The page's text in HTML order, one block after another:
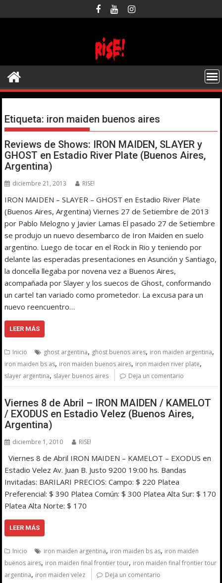
al
Etiqueta: iron maiden buenos aires
Reviews de Shows: IRON MAIDEN, SLAYER y
GHOST en Estadio River Plate (Buenos Aires,
Argentina)
diciembre 21, 2013 RISE!
IRON MAIDEN – SLAYER – GHOST en Estadio River Plate
(Buenos Aires, Argentina) Viernes 27 de Setiembre de 2013
por Pablo Melogno y Javier Lamas El pasado 27 de Setiembre
se produjo un nuevo desembarco de Iron Maiden en suelo
argentino. Luego de tocar en el Rock in Rio y teniendo por
delante las esperadas presentaciones en Asunción y Santiago,
la doncella llegaba por novena vez a Buenos Aires,
acompañada por Slayer y los suecos de Ghost, conformando
un cartel tan variado como prometedor. La excusa para un
nuevo reencuentro…
LEER MÁS
Inicio ghost argentina, ghost buenos aires, iron maiden argentina,
iron maiden bs as, iron maiden buenos aires, iron maiden river plate,
slayer argentina, slayer buenos aires Deja un comentario
Viernes 8 de Abril – IRON MAIDEN / KAMELOT
/ EXODUS en Estadio Velez (Buenos Aires,
Argentina)
diciembre 1, 2010 RISE!
Viernes 8 de Abril IRON MAIDEN – KAMELOT – EXODUS en
Estadio Velez Av. Juan B. Justo 9200 19:00 hs. Bandas
Invitadas: BARILARI PRECIOS: Campo: $ 220 Platea
Preferencial: $ 390 Platea Común: $ 300 Platea Alta Sur: $ 170
Platea Alta Norte: $ 170
LEER MÁS
Inicio iron maiden argentina, iron maiden bs as, iron maiden
buenos aires, iron maiden final frontier tour, iron maiden final frontier tour
argentina, iron maiden velez Deja un comentario